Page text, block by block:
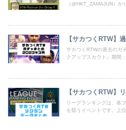
（@HKT_ZAMAJUN）か
【サカつくRTW】
サカつくRTWの過去のガ
クアップスカウト』期間
【サカつくRTW】
リーグランキングは、各
を競うイベントです。上